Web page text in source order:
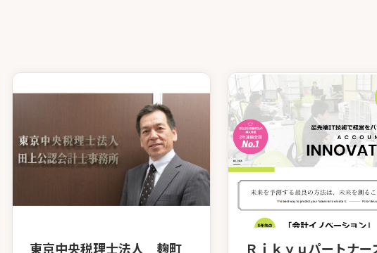
東京中央税理士法人 麹町 Ｒｉｋｙｕパートナー